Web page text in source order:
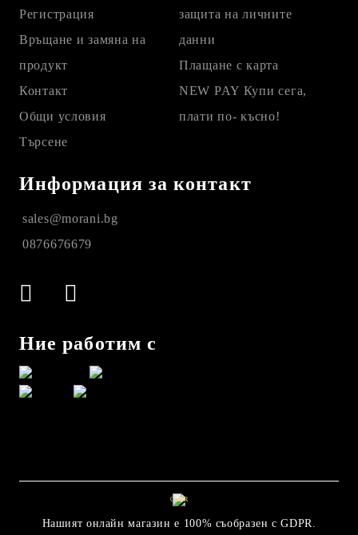
Регистрация
Връщане и замяна на
продукт
Контакт
Общи условия
Търсене
защита на личните
данни
Плащане с карта
NEW PAY Купи сега,
плати по- късно!
Информация за контакт
sales@morani.bg
0876676679
Ние работим с
GDPR
Нашият онлайн магазин е 100% съобразен с GDPR.